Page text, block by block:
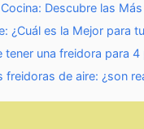
Descubre las
¿Cuál es la Mejor para
tener una freidora para 4
de aire: ¿son